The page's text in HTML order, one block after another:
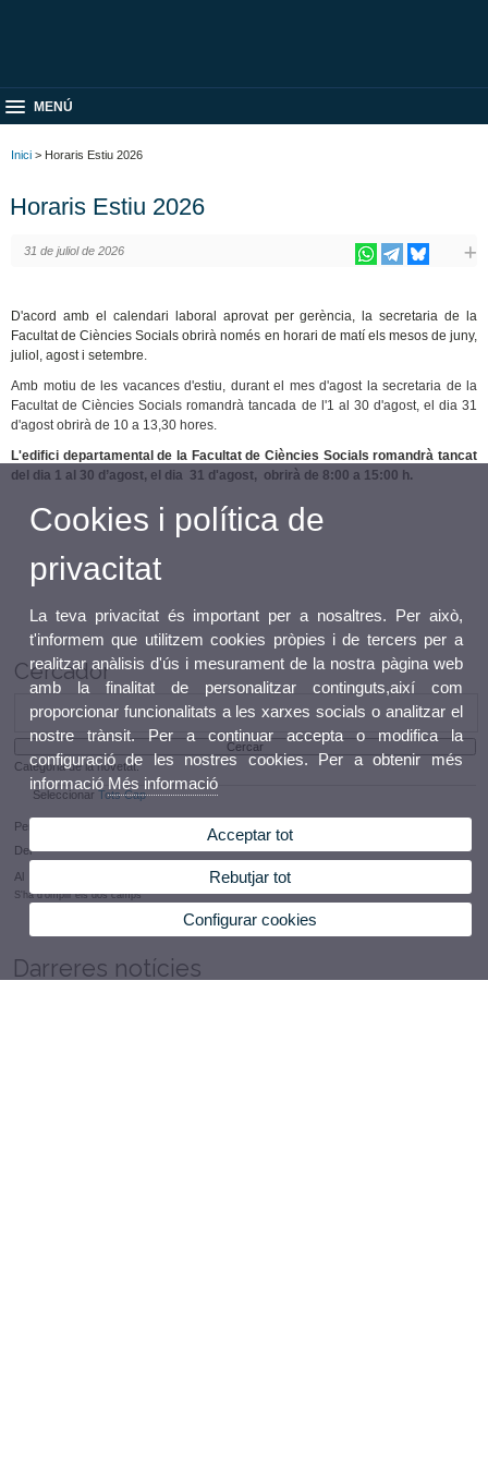
MENÚ
Inici > Horaris Estiu 2026
Horaris Estiu 2026
31 de juliol de 2026
D'acord amb el calendari laboral aprovat per gerència, la secretaria de la
Facultat de Ciències Socials obrirà només en horari de matí els mesos de juny,
juliol, agost i setembre.
Amb motiu de les vacances d'estiu, durant el mes d'agost la secretaria de la
Facultat de Ciències Socials romandrà tancada de l'1 al 30 d'agost, el dia 31
d'agost obrirà de 10 a 13,30 hores.
L'edifici departamental de la Facultat de Ciències Socials romandrà tancat
del dia 1 al 30 d’agost, el dia 31 d'agost, obrirà de 8:00 a 15:00 h.
Cercador
Categoria de la novetat:
Seleccionar Tots Cap
Per data (format: dd/mm/aaaa)
Del
Al
S'ha d'omplir els dos camps
Darreres notícies
Cookies i política de
privacitat
La teva privacitat és important per a nosaltres. Per això,
t'informem que utilitzem cookies pròpies i de tercers per a
realitzar anàlisis d'ús i mesurament de la nostra pàgina web
amb la finalitat de personalitzar continguts,així com
proporcionar funcionalitats a les xarxes socials o analitzar el
nostre trànsit. Per a continuar accepta o modifica la
configuració de les nostres cookies. Per a obtenir més
informació Més informació
Acceptar tot
Rebutjar tot
Configurar cookies